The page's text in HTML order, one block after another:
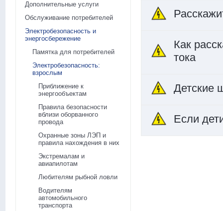
Дополнительные услуги
Обслуживание потребителей
Электробезопасность и
энергосбережение
Памятка для потребителей
Электробезопасность:
взрослым
Приближение к
энергообъектам
Правила безопасности
вблизи оборванного
провода
Охранные зоны ЛЭП и
правила нахождения в них
Экстремалам и
авиапилотам
Любителям рыбной ловли
Водителям
автомобильного
транспорта
Как
тока
Детские
Если